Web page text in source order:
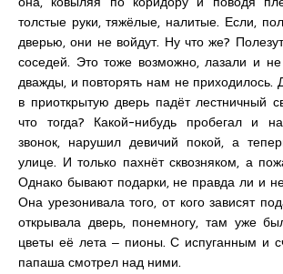
толстые руки, тяжёлые, налитые. Если,
дверью, они не войдут. Ну что же?
соседей. Это тоже возможно, лазали и
дважды, и повторять нам не приходилось.
в приоткрытую дверь падёт лестничный
что тогда? Какой-нибудь пробегал и
звонок, нарушил девичий покой, а
улице. И только пахнёт сквозняком, а
Однако бывают подарки, не правда ли и
Она урезонивала того, от кого зависят
открывала дверь, понемногу, там уже
цветы её лета ‒ пионы. С испуганным и
папаша смотрел над ними.